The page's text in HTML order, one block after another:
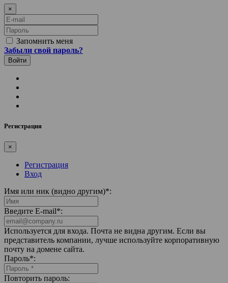
×
E-mail
Пароль
Запомнить меня
Забыли свой пароль?
Регистрация
×
Регистрация
Вход
Имя или ник (видно другим)*:
Введите E-mail*:
Используется для входа. Почта не видна другим. Если вы
представитель компании, лучше используйте корпоративную
почту на домене сайта.
Пароль*:
Повторить пароль: